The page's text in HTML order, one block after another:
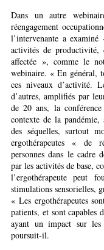
Dans un autre
réengagement
l’intervenante a
activités de productivité,
affectée », comme le
webinaire. « En général,
ces niveaux d’activité.
d’autres, amplifiés par
de 20 ans, la
contexte de la pandémie,
des séquelles, surtout
ergothérapeutes « de
personnes dans le cadre
par les activités de base,
l’ergothérapeute peut
stimulations sensorielles,
« Les ergothérapeutes
patients, et sont capables
ayant un impact sur
poursuit-il.